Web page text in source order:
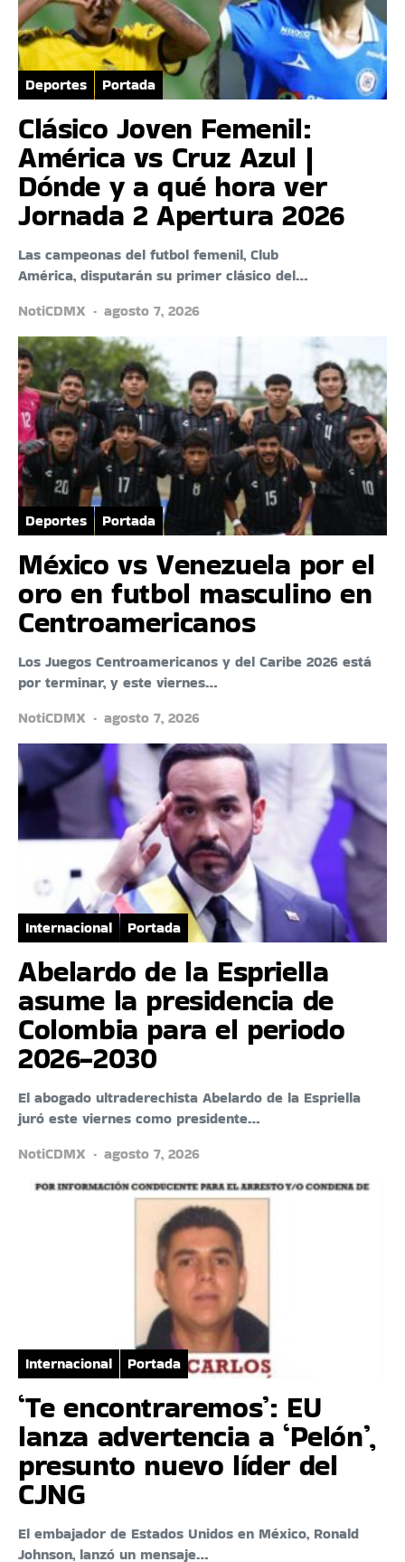
Deportes Portada
Clásico Joven Femenil:
América vs Cruz Azul |
Dónde y a qué hora ver
Jornada 2 Apertura 2026
Las campeonas del futbol femenil, Club
América, disputarán su primer clásico del…
NotiCDMX
agosto 7, 2026
Deportes Portada
México vs Venezuela por el
oro en futbol masculino en
Centroamericanos
Los Juegos Centroamericanos y del Caribe 2026 está
por terminar, y este viernes…
NotiCDMX
agosto 7, 2026
Internacional Portada
Abelardo de la Espriella
asume la presidencia de
Colombia para el periodo
2026-2030
El abogado ultraderechista Abelardo de la Espriella
juró este viernes como presidente…
NotiCDMX
agosto 7, 2026
Internacional Portada
‘Te encontraremos’: EU
lanza advertencia a ‘Pelón’,
presunto nuevo líder del
CJNG
El embajador de Estados Unidos en México, Ronald
Johnson, lanzó un mensaje…